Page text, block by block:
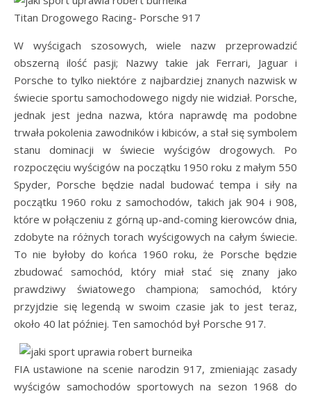
Titan Drogowego Racing- Porsche 917
W wyścigach szosowych, wiele nazw przeprowadzić
obszerną ilość pasji; Nazwy takie jak Ferrari, Jaguar i
Porsche to tylko niektóre z najbardziej znanych nazwisk w
świecie sportu samochodowego nigdy nie widział. Porsche,
jednak jest jedna nazwa, która naprawdę ma podobne
trwała pokolenia zawodników i kibiców, a stał się symbolem
stanu dominacji w świecie wyścigów drogowych. Po
rozpoczęciu wyścigów na początku 1950 roku z małym 550
Spyder, Porsche będzie nadal budować tempa i siły na
początku 1960 roku z samochodów, takich jak 904 i 908,
które w połączeniu z górną up-and-coming kierowców dnia,
zdobyte na różnych torach wyścigowych na całym świecie.
To nie byłoby do końca 1960 roku, że Porsche będzie
zbudować samochód, który miał stać się znany jako
prawdziwy światowego championa; samochód, który
przyjdzie się legendą w swoim czasie jak to jest teraz,
około 40 lat później. Ten samochód był Porsche 917.
FIA ustawione na scenie narodzin 917, zmieniając zasady
wyścigów samochodów sportowych na sezon 1968 do